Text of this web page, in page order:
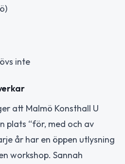
inte
att Malmö Konsthall U
plats “för, med och av
år har en öppen utlysning
workshop. Sannah